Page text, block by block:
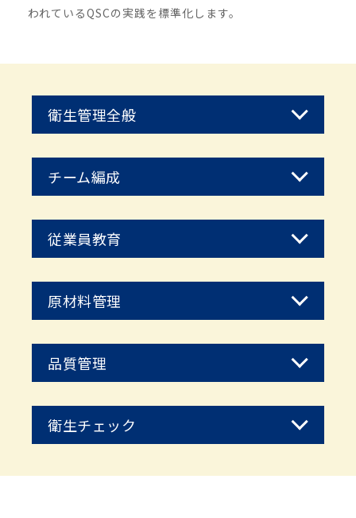
われているQSCの実践を標準化します。
衛生管理全般
チーム編成
従業員教育
原材料管理
品質管理
衛生チェック